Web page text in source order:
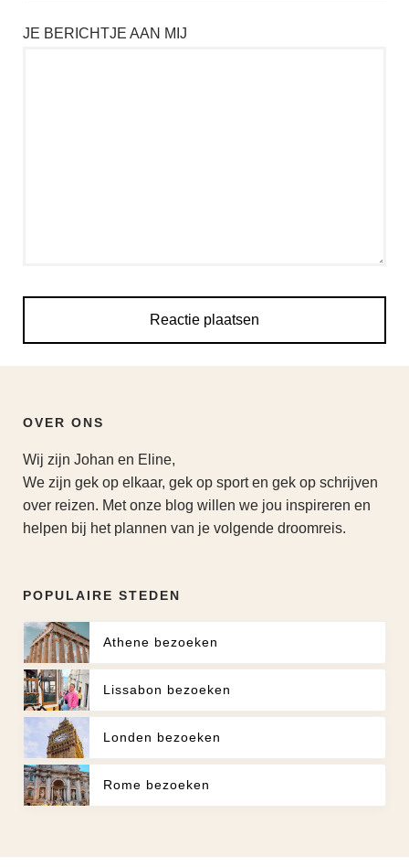
JE BERICHTJE AAN MIJ
OVER ONS
Wij zijn Johan en Eline,
We zijn gek op elkaar, gek op sport en gek op schrijven
over reizen. Met onze blog willen we jou inspireren en
helpen bij het plannen van je volgende droomreis.
POPULAIRE STEDEN
Athene bezoeken
Lissabon bezoeken
Londen bezoeken
Rome bezoeken